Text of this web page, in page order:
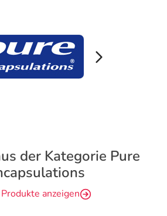
der Kategorie Pure
anzeigen